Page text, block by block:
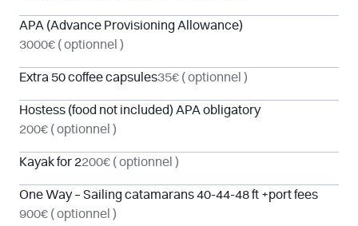
APA (Advance Provisioning Allowance)
3000€ ( optionnel )
Extra 50 coffee capsules35€ ( optionnel )
Hostess (food not included) APA obligatory
200€ ( optionnel )
Kayak for 2200€ ( optionnel )
One Way – Sailing catamarans 40-44-48 ft +port fees
900€ ( optionnel )